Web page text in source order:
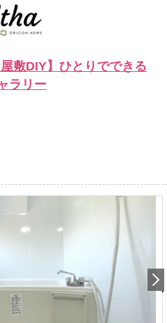
敷DIY】ひとりでできる
ラリー